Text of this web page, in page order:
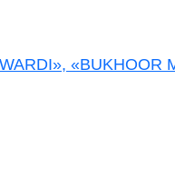
«BUKHOOR